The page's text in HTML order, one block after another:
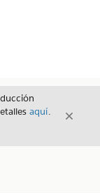
aquí.
Cerrar